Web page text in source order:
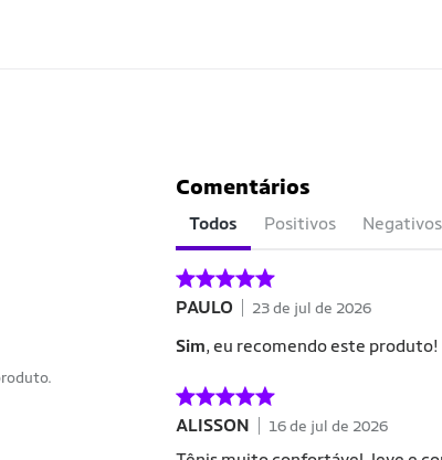
Comentários
Todos Positivos Negativos
PAULO 23 de jul de 2026
Sim, eu recomendo este produto!
ALISSON 16 de jul de 2026